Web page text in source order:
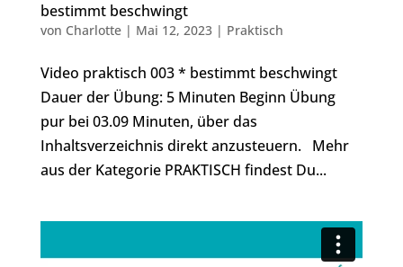
bestimmt beschwingt
von Charlotte| Mai 12, 2023| Praktisch
Video praktisch 003 * bestimmt beschwingt
Dauer der Übung: 5 Minuten Beginn Übung
pur bei 03.09 Minuten, über das
Inhaltsverzeichnis direkt anzusteuern. Mehr
aus der Kategorie PRAKTISCH findest Du...